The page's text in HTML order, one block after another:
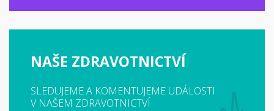
NAŠE ZDRAVOTNICTVÍ
SLEDUJEME A KOMENTUJEME UDÁLOSTI
V NAŠEM ZDRAVOTNICTVÍ